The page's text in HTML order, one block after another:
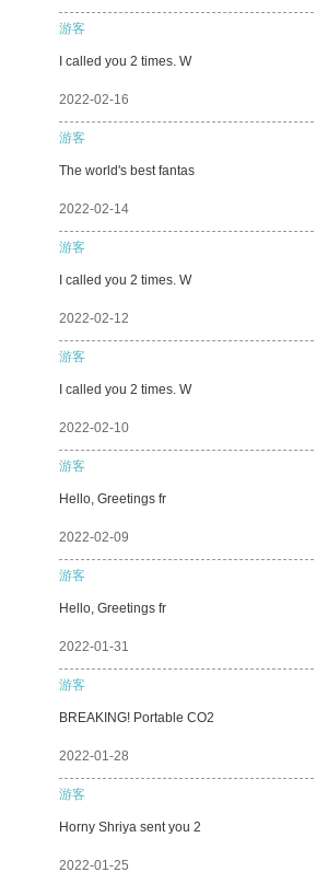
游客
I called you 2 times. W
2022-02-16
游客
The world's best fantas
2022-02-14
游客
I called you 2 times. W
2022-02-12
游客
I called you 2 times. W
2022-02-10
游客
Hello, Greetings fr
2022-02-09
游客
Hello, Greetings fr
2022-01-31
游客
BREAKING! Portable CO2
2022-01-28
游客
Horny Shriya sent you 2
2022-01-25